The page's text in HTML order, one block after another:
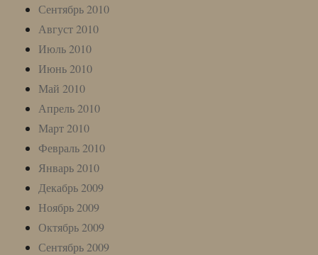
Сентябрь 2010
Август 2010
Июль 2010
Июнь 2010
Май 2010
Апрель 2010
Март 2010
Февраль 2010
Январь 2010
Декабрь 2009
Ноябрь 2009
Октябрь 2009
Сентябрь 2009